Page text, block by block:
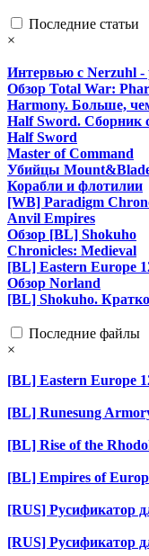
Последние статьи
×
Интервью с Nerzuhl -
Обзор Total War:
Harmony. Больше,
Half Sword. Сборник
Half Sword
Master of Command
Убийцы
Корабли и флотилии
[WB] Paradigm
Anvil Empires
Обзор [BL] Shokuho
Chronicles: Medieval
[BL] Eastern Europe
Обзор Norland
[BL] Shokuho.
Последние файлы
×
[BL] Eastern Europe
[BL] Runesung
[BL] Rise of the
[BL] Empires of
[RUS] Русификатор
[RUS] Русификатор